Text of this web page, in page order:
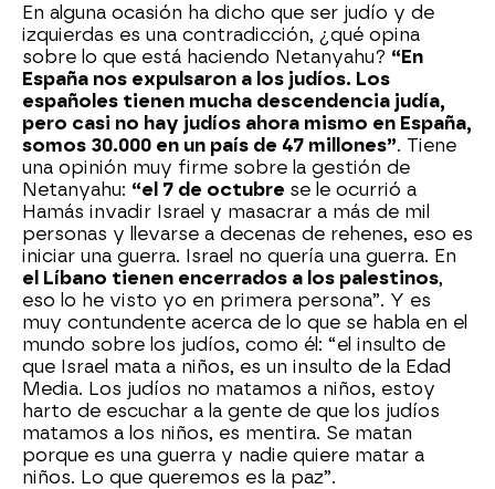
En alguna ocasión ha dicho que ser judío y de
izquierdas es una contradicción, ¿qué opina
sobre lo que está haciendo Netanyahu? “En
España nos expulsaron a los judíos. Los
españoles tienen mucha descendencia judía,
pero casi no hay judíos ahora mismo en España,
somos 30.000 en un país de 47 millones”. Tiene
una opinión muy firme sobre la gestión de
Netanyahu: “el 7 de octubre se le ocurrió a
Hamás invadir Israel y masacrar a más de mil
personas y llevarse a decenas de rehenes, eso es
iniciar una guerra. Israel no quería una guerra. En
el Líbano tienen encerrados a los palestinos,
eso lo he visto yo en primera persona”. Y es
muy contundente acerca de lo que se habla en el
mundo sobre los judíos, como él: “el insulto de
que Israel mata a niños, es un insulto de la Edad
Media. Los judíos no matamos a niños, estoy
harto de escuchar a la gente de que los judíos
matamos a los niños, es mentira. Se matan
porque es una guerra y nadie quiere matar a
niños. Lo que queremos es la paz”.